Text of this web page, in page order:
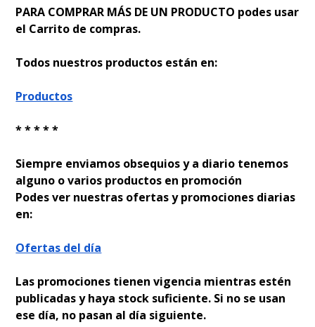
PARA COMPRAR MÁS DE UN PRODUCTO podes usar
el Carrito de compras.
Todos nuestros productos están en:
Productos
* * * * *
Siempre enviamos obsequios y a diario tenemos
alguno o varios productos en promoción
Podes ver nuestras ofertas y promociones diarias
en:
Ofertas del día
Las promociones tienen vigencia mientras estén
publicadas y haya stock suficiente. Si no se usan
ese día, no pasan al día siguiente.